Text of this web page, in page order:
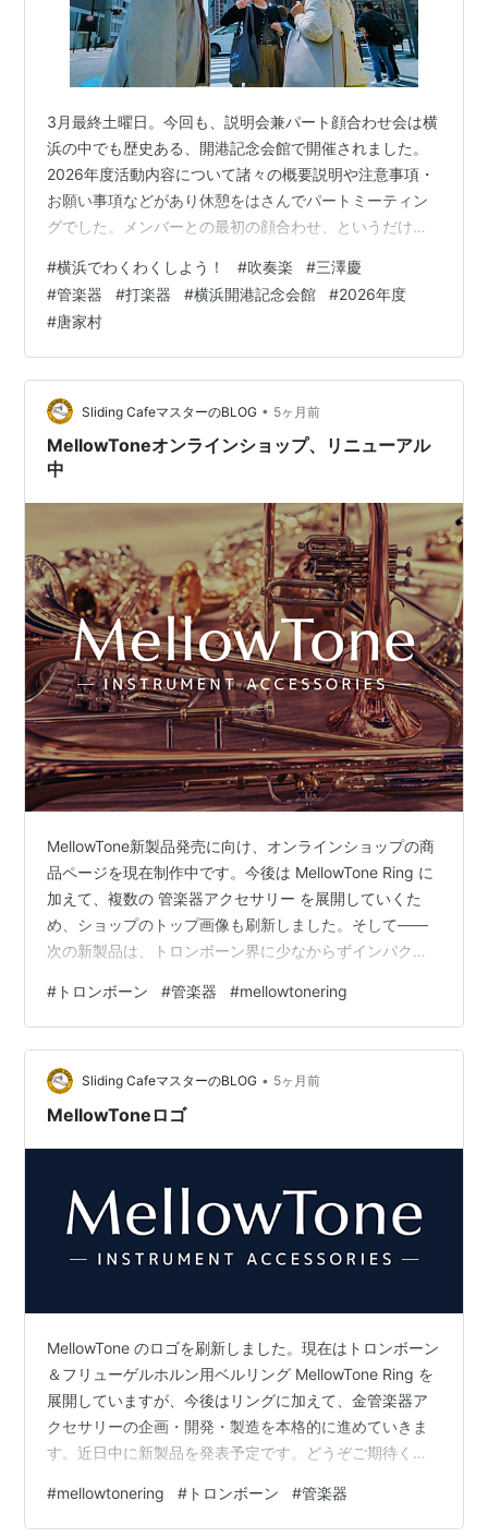
3月最終土曜日。今回も、説明会兼パート顔合わせ会は横
浜の中でも歴史ある、開港記念会館で開催されました。
2026年度活動内容について諸々の概要説明や注意事項・
お願い事項などがあり休憩をはさんでパートミーティン
グでした。メンバーとの最初の顔合わせ、というだけで
当番、係決めそして、1st－2nd－3rd…等パートの中で編
成が別れている楽器はそれぞれ相談して決定 → 【YWS】
のクリアファイルに入れて楽譜を貰って帰りました♪♪♪特
に大所帯パートや、Percはいつも大変です😅くじ引きを
用意したりじゃんけんしたり…流血はなかったようです
ｗｗミーティング…
#横浜でわくわくしよう！ #吹奏楽 #三澤慶
#管楽器 #打楽器 #横浜開港記念会館 #2026年度
#唐家村
Sliding CafeマスターのBLOG • 5ヶ月前
MellowToneオンラインショップ、リニューアル
中
MellowTone新製品発売に向け、オンラインショップの商
品ページを現在制作中です。今後は MellowTone Ring に
加えて、複数の 管楽器アクセサリー を展開していくた
め、ショップのトップ画像も刷新しました。そして——
次の新製品は、トロンボーン界に少なからずインパクト
たします。どうぞご期待ください。 ✨MellowToneオンラ
インショップ mellowtone.base.ec ＜お知らせ＞ 主要音
楽配信サービスのSliding Cafeアーティストページのまと
め [Spotify] [Apple Music] Sliding C…
# トロンボーン #管楽器 #mellowtonering
Sliding CafeマスターのBLOG • 5ヶ月前
MellowToneロゴ
MellowTone のロゴを刷新しました。現在はトロンボーン
＆フリューゲルホルン用ベルリング MellowTone Ring を
展開していますが、今後はリングに加えて、金管楽器ア
クセサリーの企画・開発・製造を本格的に進めていきま
す。近日中に新製品を発表予定です。どうぞご期待くだ
mellowtone.base.ec ＜お知らせ＞ 主要音楽配信サービ
スのSliding Cafeアーティストページのまとめ [Spotify]
#mellowtonering # トロンボーン #管楽器